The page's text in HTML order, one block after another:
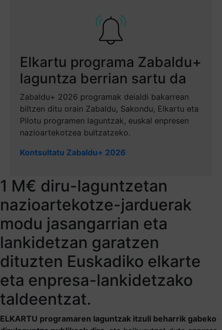
nazioarteko
presentzia
hobetzeko
Epea itxita Sartu zure espedientean. Sartu hemen.
Elkartu programa Zabaldu+
laguntza berrian sartu da
Zabaldu+ 2026 programak deialdi bakarrean
biltzen ditu orain Zabaldu, Sakondu, Elkartu eta
Pilotu programen laguntzak, euskal enpresen
nazioartekotzea bultzatzeko.
Kontsultatu Zabaldu+ 2026
1 M€ diru-laguntzetan
nazioartekotze-jarduerak
modu jasangarrian eta
lankidetzan garatzen
dituzten Euskadiko elkarte
eta enpresa-lankidetzako
taldeentzat.
ELKARTU programaren laguntzak itzuli beharrik gabeko